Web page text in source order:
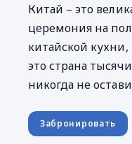
Китай – это
церемония на
китайской
это страна
никогда не
Забронировать